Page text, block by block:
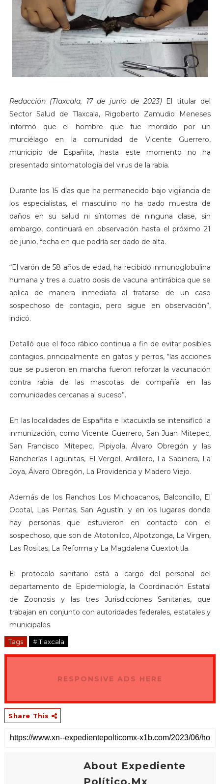
Redacción (Tlaxcala, 17 de junio de 2023) El titular del
Sector Salud de Tlaxcala, Rigoberto Zamudio Meneses
informó que el hombre que fue mordido por un
murciélago en la comunidad de Vicente Guerrero,
municipio de Españita, hasta este momento no ha
presentado sintomatología del virus de la rabia.
Durante los 15 días que ha permanecido bajo vigilancia de
los especialistas, el masculino no ha dado muestra de
daños en su salud ni síntomas de ninguna clase, sin
embargo, continuará en observación hasta el próximo 21
de junio, fecha en que podría ser dado de alta.
“El varón de 58 años de edad, ha recibido inmunoglobulina
humana y tres a cuatro dosis de vacuna antirrábica que se
aplica de manera inmediata al tratarse de un caso
sospechoso de contagio, pero sigue en observación”,
indicó.
Detalló que el foco rábico continua a fin de evitar posibles
contagios, principalmente en gatos y perros, “las acciones
que se pusieron en marcha fueron reforzar la vacunación
contra rabia de las mascotas de compañía en las
comunidades cercanas al suceso”.
En las localidades de Españita e Ixtacuixtla se intensificó la
inmunización, como Vicente Guerrero, San Juan Mitepec,
San Francisco Mitepec, Pipiyola, Álvaro Obregón y las
Rancherías Lagunitas, El Vergel, Ardillero, La Sabinera, La
Joya, Álvaro Obregón, La Providencia y Madero Viejo.
Además de los Ranchos Los Michoacanos, Balconcillo, El
Ocotal, Las Peritas, San Agustín; y en los lugares donde
hay personas que estuvieron en contacto con el
sospechoso, que son de Atotonilco, Alpotzonga, La Virgen,
Las Rositas, La Reforma y La Magdalena Cuextotitla.
El protocolo sanitario está a cargo del personal del
departamento de Epidemiología, la Coordinación Estatal
de Zoonosis y las tres Jurisdicciones Sanitarias, que
trabajan en conjunto con autoridades federales, estatales y
municipales.
Tags # Tlaxcala
RESPONSIVE ADS HERE
Share This
About Expediente
Político.Mx